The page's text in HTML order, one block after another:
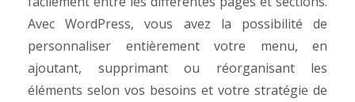
Avec WordPress, vous avez la possibilité de
personnaliser entièrement votre menu, en
ajoutant, supprimant ou réorganisant les
éléments selon vos besoins et votre stratégie de